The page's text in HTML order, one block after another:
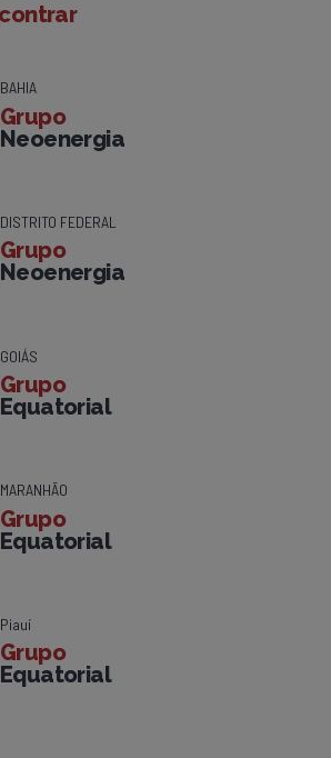
BAHIA
Grupo
Neoenergia
DISTRITO FEDERAL
Grupo
Neoenergia
GOIÁS
Grupo
Equatorial
MARANHÃO
Grupo
Equatorial
Piauí
Grupo
Equatorial